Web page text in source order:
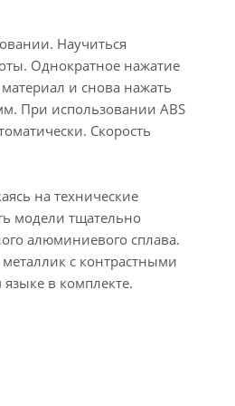
Научиться
Однократное нажатие
и снова нажать
При использовании ABS
Скорость
на технические
модели тщательно
алюминиевого сплава.
с контрастными
в комплекте.